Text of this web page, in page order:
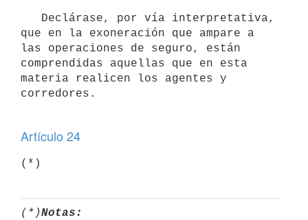
que en la exoneración que ampare a
las operaciones de seguro, están
comprendidas aquellas que en esta
materia realicen los agentes y
corredores.
Artículo 24
(*)Notas: